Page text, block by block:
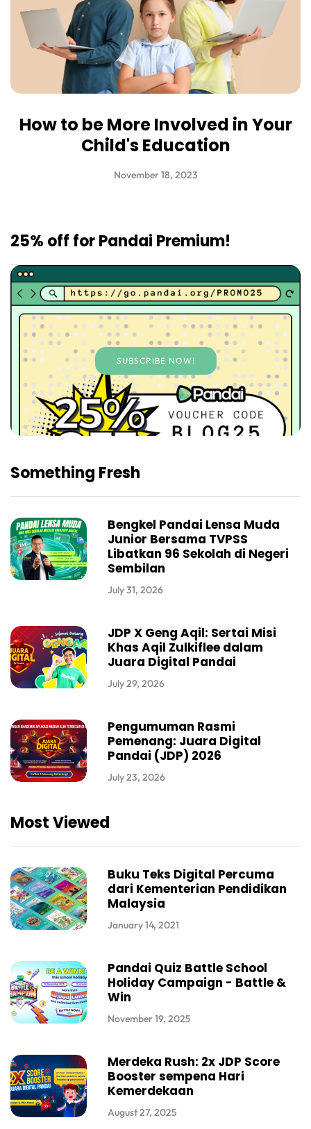
How to be More Involved in Your
Child's Education
November 18, 2023
25% off for Pandai Premium!
SUBSCRIBE NOW!
Something Fresh
Bengkel Pandai Lensa Muda
Junior Bersama TVPSS
Libatkan 96 Sekolah di Negeri
Sembilan
July 31, 2026
JDP X Geng Aqil: Sertai Misi
Khas Aqil Zulkiflee dalam
Juara Digital Pandai
July 29, 2026
Pengumuman Rasmi
Pemenang: Juara Digital
Pandai (JDP) 2026
July 23, 2026
Most Viewed
Buku Teks Digital Percuma
dari Kementerian Pendidikan
Malaysia
January 14, 2021
Pandai Quiz Battle School
Holiday Campaign - Battle &
Win
November 19, 2025
Merdeka Rush: 2x JDP Score
Booster sempena Hari
Kemerdekaan
August 27, 2025